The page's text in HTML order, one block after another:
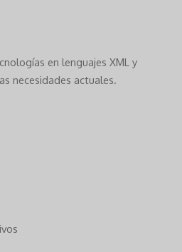
en lenguajes XML y
necesidades actuales.